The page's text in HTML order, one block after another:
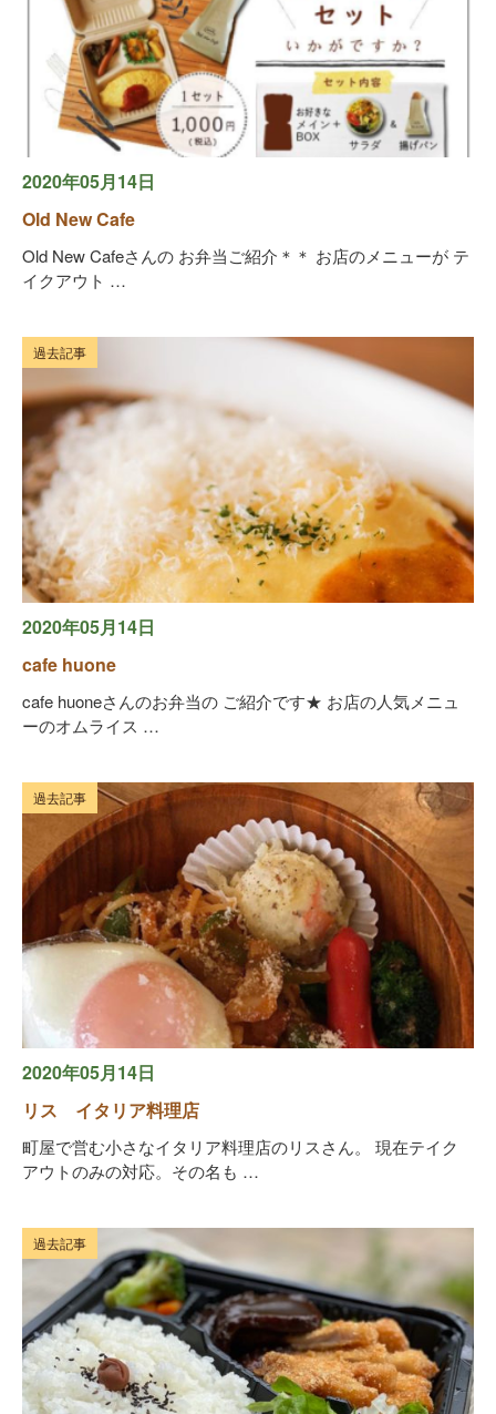
2020年05月14日
Old New Cafe
Old New Cafeさんの お弁当ご紹介＊＊ お店のメニューが テ
イクアウト …
過去記事
2020年05月14日
cafe huone
cafe huoneさんのお弁当の ご紹介です★ お店の人気メニュ
ーのオムライス …
過去記事
2020年05月14日
リス イタリア料理店
町屋で営む小さなイタリア料理店のリスさん。 現在テイク
アウトのみの対応。その名も …
過去記事